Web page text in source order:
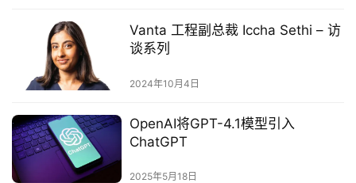
Vanta 工程副总裁 Iccha Sethi – 访
谈系列
2024年10月4日
OpenAI将GPT-4.1模型引入
ChatGPT
2025年5月18日